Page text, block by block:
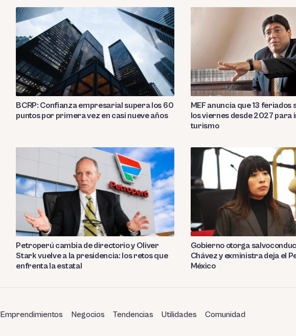
BCRP: Confianza empresarial supera los 60
puntos por primera vez en casi nueve años
MEF anuncia que 13 feriados
los viernes desde 2027 para
turismo
Petroperú cambia de directorio y Oliver
Stark vuelve a la presidencia: los retos que
enfrenta la estatal
Gobierno otorga
Chávez y exministra deja el
México
Emprendimientos Negocios Tendencias Utilidades Comunidad